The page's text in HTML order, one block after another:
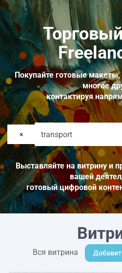
Покупайте готовые
многое
контактируя
×
Выставляйте на витрину и
вашей
готовый цифровой
Вся витрина